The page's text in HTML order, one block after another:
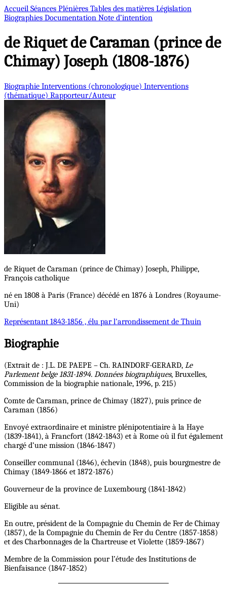
Accueil Séances Plénières Tables des matières Législation
Biographies Documentation Note d’intention
de Riquet de Caraman (prince de
Chimay) Joseph (1808-1876)
Biographie Interventions (chronologique) Interventions
(thématique) Rapporteur/Auteur
de Riquet de Caraman (prince de Chimay) Joseph, Philippe,
François catholique
né en 1808 à Paris (France) décédé en 1876 à Londres (Royaume-
Uni)
Représentant 1843-1856 , élu par l'arrondissement de Thuin
Biographie
(Extrait de : J.L. DE PAEPE – Ch. RAINDORF-GERARD, Le
Parlement belge 1831-1894. Données biographiques, Bruxelles,
Commission de la biographie nationale, 1996, p. 215)
Comte de Caraman, prince de Chimay (1827), puis prince de
Caraman (1856)
Envoyé extraordinaire et ministre plénipotentiaire à la Haye
(1839-1841), à Francfort (1842-1843) et à Rome où il fut également
chargé d’une mission (1846-1847)
Conseiller communal (1846), échevin (1848), puis bourgmestre de
Chimay (1849-1866 et 1872-1876)
Gouverneur de la province de Luxembourg (1841-1842)
Eligible au sénat.
En outre, président de la Compagnie du Chemin de Fer de Chimay
(1857), de la Compagnie du Chemin de Fer du Centre (1857-1858)
et des Charbonnages de la Chartreuse et Violette (1859-1867)
Membre de la Commission pour l’étude des Institutions de
Bienfaisance (1847-1852)